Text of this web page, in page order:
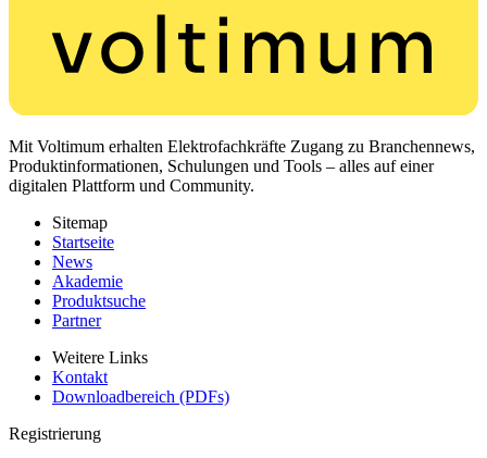
Mit Voltimum erhalten Elektrofachkräfte Zugang zu Branchennews,
Produktinformationen, Schulungen und Tools – alles auf einer
digitalen Plattform und Community.
Sitemap
Startseite
News
Akademie
Produktsuche
Partner
Weitere Links
Kontakt
Downloadbereich (PDFs)
Registrierung